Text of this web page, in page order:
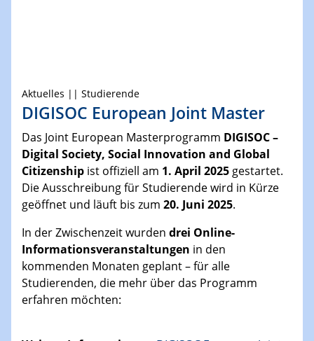
Aktuelles || Studierende
DIGISOC European Joint Master
Das Joint European MasterprogrammDIGISOC –
Digital Society, Social Innovation and Global
Citizenshipist offiziell am1. April 2025gestartet.
Die Ausschreibung für Studierende wird in Kürze
geöffnet und läuft bis zum